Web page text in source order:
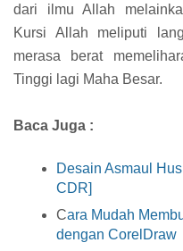
dari ilmu Allah
Kursi Allah meliputi
merasa berat
Tinggi lagi Maha Besar.
Baca Juga :
Desain Asmaul
CDR]
Cara Mudah
dengan CorelDraw